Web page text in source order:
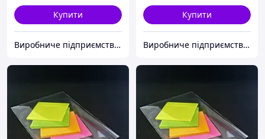
Купити
Виробниче підприємство "Аксіпласт"
Купити
Виробниче підприємство "Аксіпласт"